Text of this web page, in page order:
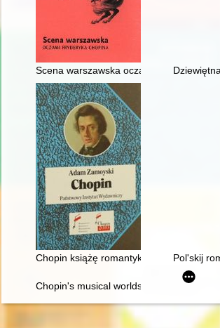
Scena warszawska oczami Fryderyka
Chopin książę romantyków Pol'skij
Chopin's musical worlds the 1840's